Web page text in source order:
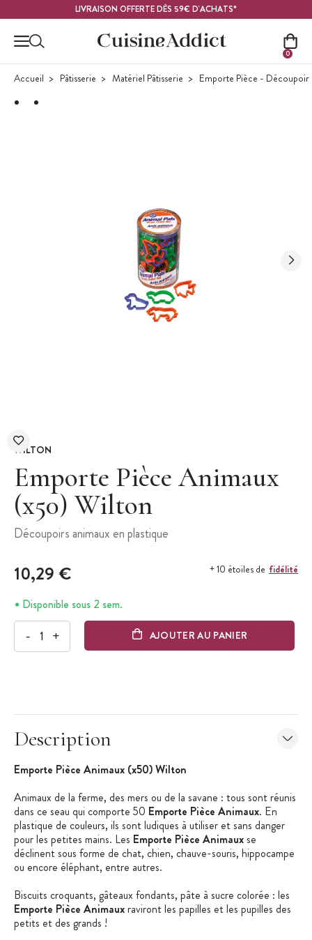
LIVRAISON OFFERTE DÈS 59€ D'ACHATS*
0
Accueil Pâtisserie Matériel Pâtisserie Emporte Pièce - Découpoir
WILTON
Emporte Pièce Animaux
(x50) Wilton
Découpoirs animaux en plastique
10,29 € + 10 étoiles de fidélité
Disponible sous 2 sem.
- + AJOUTER AU PANIER
Description
Emporte Pièce Animaux (x50) Wilton
Animaux de la ferme, des mers ou de la savane : tous sont réunis
dans ce seau qui comporte 50 Emporte Pièce Animaux. En
plastique de couleurs, ils sont ludiques à utiliser et sans danger
pour les petites mains. Les Emporte Pièce Animauxse
déclinent sous forme de chat, chien, chauve-souris, hippocampe
ou encore éléphant, entre autres.
Biscuits croquants, gâteaux fondants, pâte à sucre colorée : les
Emporte Pièce Animauxraviront les papilles et les pupilles des
petits et des grands !